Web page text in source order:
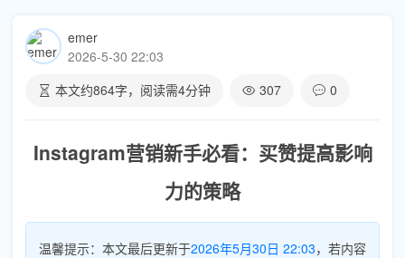
emer
2026-5-30 22:03
本文约864字，阅读需4分钟 307 0
Instagram营销新手必看：买赞提高影响
力的策略
温馨提示：本文最后更新于2026年5月30日 22:03，若内容